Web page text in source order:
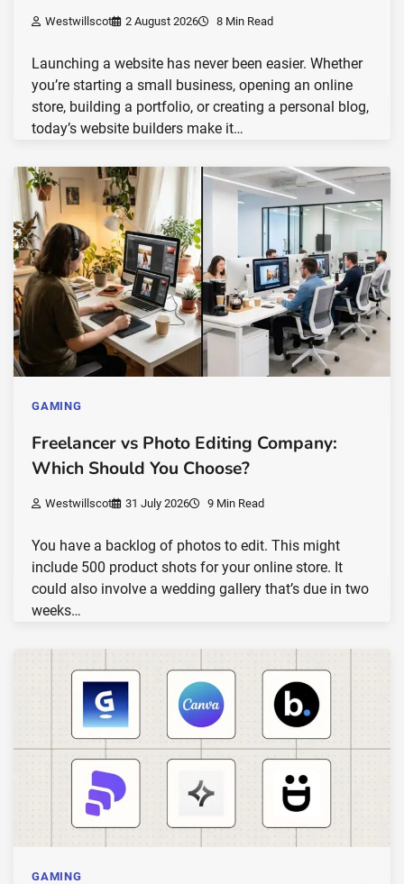
Westwillscot 2 August 2026 8 Min Read
Launching a website has never been easier. Whether
you’re starting a small business, opening an online
store, building a portfolio, or creating a personal blog,
today’s website builders make it…
GAMING
Freelancer vs Photo Editing Company:
Which Should You Choose?
Westwillscot 31 July 2026 9 Min Read
You have a backlog of photos to edit. This might
include 500 product shots for your online store. It
could also involve a wedding gallery that’s due in two
weeks…
GAMING